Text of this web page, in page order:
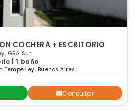
COCHERA + ESCRITORIO
GBA Sur
| 1 baño
Buenos Aires
Consultar